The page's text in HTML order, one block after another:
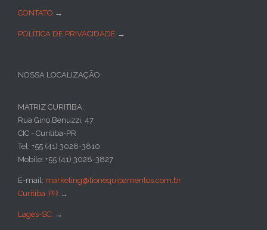
CONTATO →
POLÍTICA DE PRIVACIDADE →
NOSSA LOCALIZAÇÃO:
MATRIZ CURITIBA:
Rua Gino Benuzzi, 47
CIC - Curitiba-PR
Tel: +55 (41) 3028-3810
Mobile: +55 (41) 3028-3827
E-mail: marketing@lionequipamentos.com.br
Curitiba-PR →
Lages-SC: →